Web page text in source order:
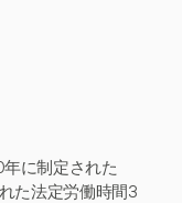
に制定された
た法定労働時間3